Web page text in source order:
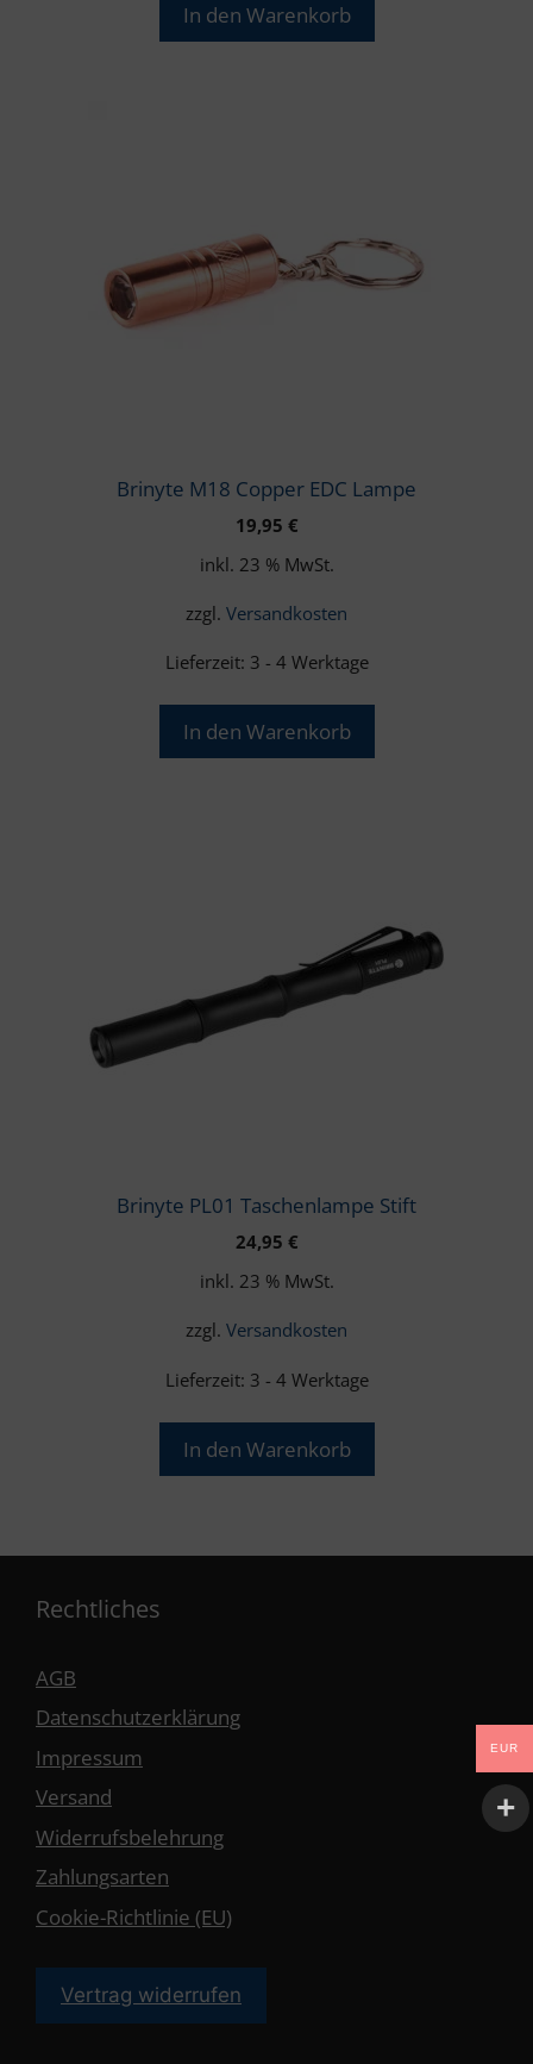
In den Warenkorb
Brinyte M18 Copper EDC Lampe
19,95 €
inkl. 23 % MwSt.
zzgl. Versandkosten
Lieferzeit: 3 - 4 Werktage
In den Warenkorb
Brinyte PL01 Taschenlampe Stift
24,95 €
inkl. 23 % MwSt.
zzgl. Versandkosten
Lieferzeit: 3 - 4 Werktage
In den Warenkorb
Rechtliches
AGB
Datenschutzerklärung
Impressum
Versand
Widerrufsbelehrung
Zahlungsarten
Cookie-Richtlinie (EU)
Vertrag widerrufen
EUR